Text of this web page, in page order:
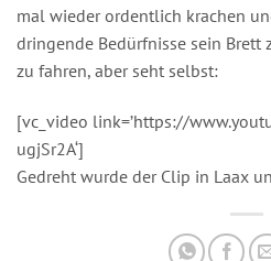
mal wieder ordentlich krachen
dringende Bedürfnisse sein Brett
zu fahren, aber seht selbst:
[vc_video link=’https://
ugjSr2A‘]
Gedreht wurde der Clip in Laax